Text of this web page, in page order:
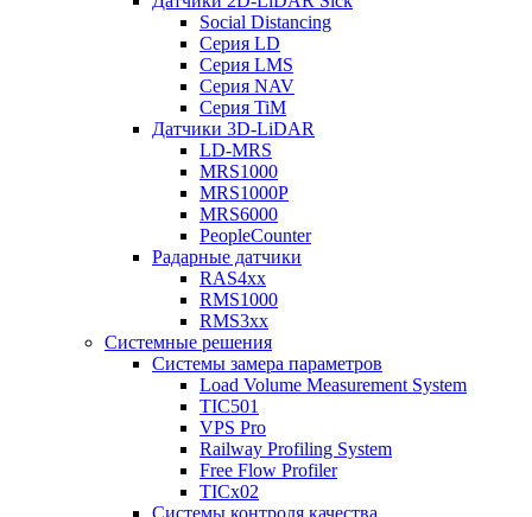
Social Distancing
Серия LD
Серия LMS
Серия NAV
Серия TiM
Датчики 3D-LiDAR
LD-MRS
MRS1000
MRS1000P
MRS6000
PeopleCounter
Радарные датчики
RAS4xx
RMS1000
RMS3xx
Системные решения
Системы замера параметров
Load Volume Measurement System
TIC501
VPS Pro
Railway Profiling System
Free Flow Profiler
TICx02
Системы контроля качества